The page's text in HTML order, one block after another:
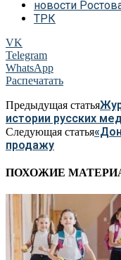
новости
ТРК
VK
Telegram
WhatsApp
Распечатать
Предыдущая статья
истории русских
Следующая статья
продажу
ПОХОЖИЕ